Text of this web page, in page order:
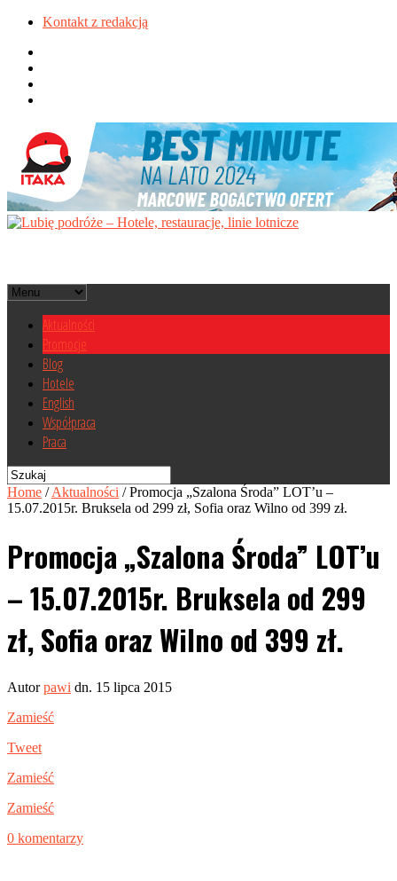
Kontakt z redakcją
Aktualności
Promocje
Blog
Hotele
English
Współpraca
Praca
Home /Aktualności /Promocja „Szalona Środa” LOT’u –
15.07.2015r. Bruksela od 299 zł, Sofia oraz Wilno od 399 zł.
Promocja „Szalona Środa” LOT’u
– 15.07.2015r. Bruksela od 299
zł, Sofia oraz Wilno od 399 zł.
Autorpawi dn. 15 lipca 2015
Zamieść
Tweet
Zamieść
Zamieść
0 komentarzy